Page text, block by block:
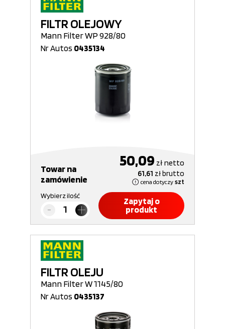
FILTR OLEJOWY
Mann Filter WP 928/80
Nr Autos 0435134
Towar na
zamówienie
50,09 złnetto
61,61 złbrutto
cena dotyczy szt
Wybierz ilość
Zapytaj o
produkt
FILTR OLEJU
Mann Filter W 1145/80
Nr Autos 0435137